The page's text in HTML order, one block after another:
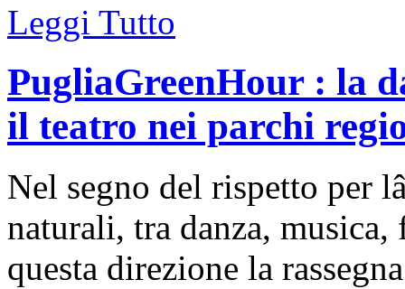
Leggi Tutto
PugliaGreenHour : la
il teatro nei parchi
Nel segno del rispetto per
naturali, tra danza,
questa direzione la